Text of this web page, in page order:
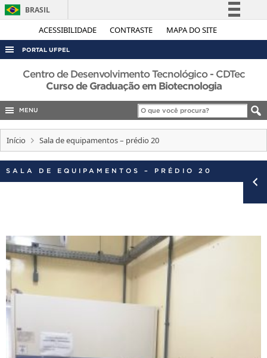
ACESSIBILIDADE CONTRASTE MAPA DO SITE
BRASIL
Simplifique!
Acesso à informação
Legislação
Canais
PORTAL UFPEL
ACESSO À INFORMAÇÃO
AUDITORIA
COBALTO
CONCURSOS
EDITAIS
INTERNACIONAL
Centro de Desenvolvimento Tecnológico - CDTec
Curso de Graduação em Biotecnologia
MENU
Início Sala de equipamentos – prédio 20
SALA DE EQUIPAMENTOS – PRÉDIO 20